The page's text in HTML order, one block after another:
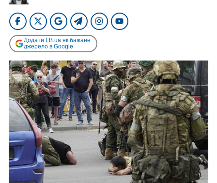
Додати LB.ua як бажане
джерело в Google